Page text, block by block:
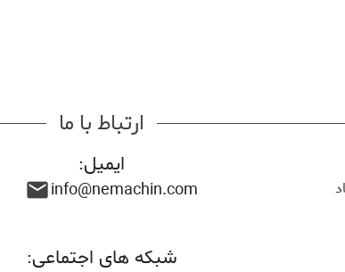
ارتباط با ما
ایمیل:
info@nemachin.com
mail
شبکه های اجتماعی: